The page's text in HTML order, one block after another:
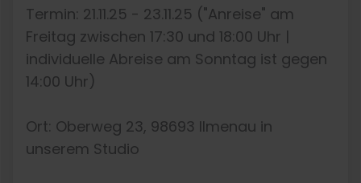
Termin: 21.11.25 - 23.11.25 ("Anreise" am
Freitag zwischen 17:30 und 18:00 Uhr |
individuelle Abreise am Sonntag ist gegen
14:00 Uhr)
Ort: Oberweg 23, 98693 Ilmenau in
unserem Studio